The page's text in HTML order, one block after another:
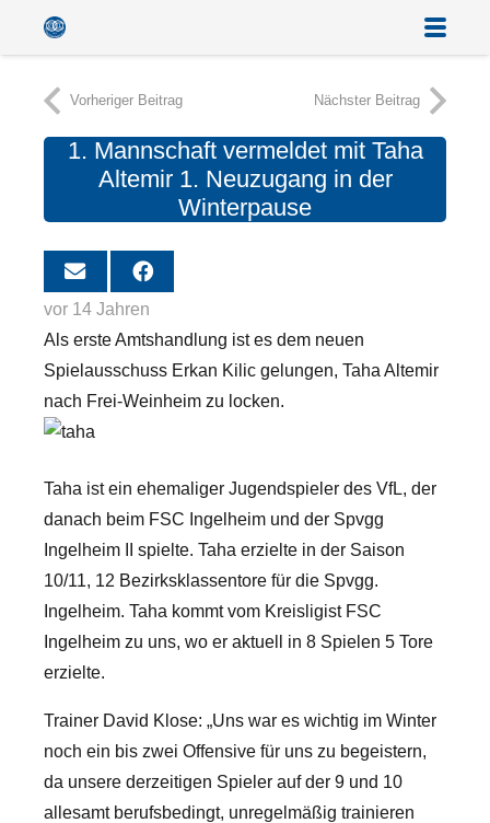
Vorheriger Beitrag Nächster Beitrag
1. Mannschaft vermeldet mit Taha
Altemir 1. Neuzugang in der
Winterpause
vor 14 Jahren
Als erste Amtshandlung ist es dem neuen
Spielausschuss Erkan Kilic gelungen, Taha Altemir
nach Frei-Weinheim zu locken.
Taha ist ein ehemaliger Jugendspieler des VfL, der
danach beim FSC Ingelheim und der Spvgg
Ingelheim II spielte. Taha erzielte in der Saison
10/11, 12 Bezirksklassentore für die Spvgg.
Ingelheim. Taha kommt vom Kreisligist FSC
Ingelheim zu uns, wo er aktuell in 8 Spielen 5 Tore
erzielte.
Trainer David Klose: „Uns war es wichtig im Winter
noch ein bis zwei Offensive für uns zu begeistern,
da unsere derzeitigen Spieler auf der 9 und 10
allesamt berufsbedingt, unregelmäßig trainieren